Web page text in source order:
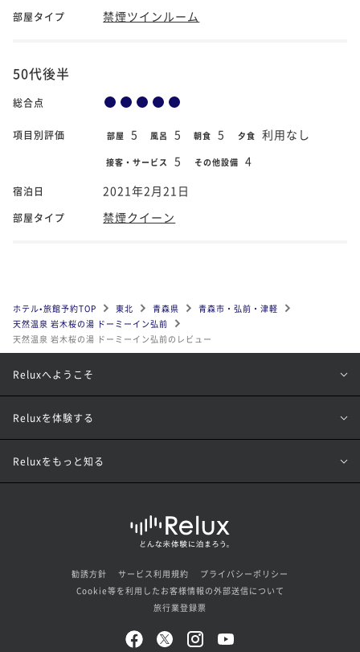
部屋タイプ 禁煙ツインルーム
50代後半
総合点
項目別評価 部屋 5 風呂 5 朝食 5 夕食 利用なし
接客・サービス 5 その他設備 4
宿泊日 2021年2月21日
部屋タイプ 禁煙クイーン
ホテル•旅館予約TOP 東北 青森県
青森市・弘前・津軽
天然温泉 岩木桜の湯 ドーミーイン弘前
天然温泉 岩木桜の湯 ドーミーイン弘前のレビュー
Reluxへようこそ
Reluxを体験する
Reluxをもっと知る
勧誘方針 サービス利用規約
プライバシーポリシー
Cookie等を利用したお客様情報の外部送信について
旅行業登録票